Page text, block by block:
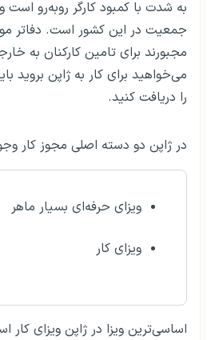
به شدت با کمبود کارگر روبه‌رو
جمعیت در این کشور است. دفاتر
مجبورند برای تامین کارکنان به
می‌خواهید برای کار به ژاپن بروید
را دریافت کنید.
در ژاپن دو دسته اصلی مجوز کار
ویزای حرفه‌ای بسیار ماهر
ویزای کار
اساسی‌ترین ویزا در ژاپن ویزای کار